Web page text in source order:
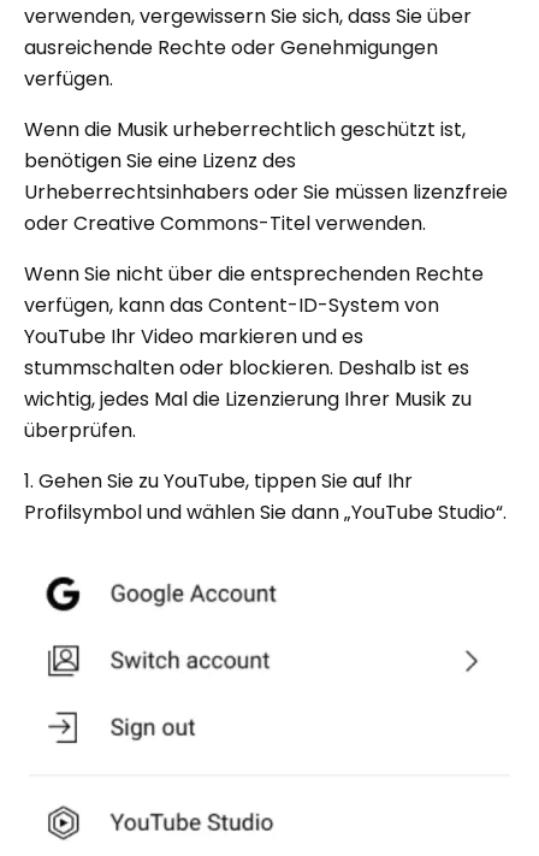
verwenden, vergewissern Sie sich, dass Sie über
ausreichende Rechte oder Genehmigungen
verfügen.
Wenn die Musik urheberrechtlich geschützt ist,
benötigen Sie eine Lizenz des
Urheberrechtsinhabers oder Sie müssen lizenzfreie
oder Creative Commons-Titel verwenden.
Wenn Sie nicht über die entsprechenden Rechte
verfügen, kann das Content-ID-System von
YouTube Ihr Video markieren und es
stummschalten oder blockieren. Deshalb ist es
wichtig, jedes Mal die Lizenzierung Ihrer Musik zu
überprüfen.
1. Gehen Sie zu YouTube, tippen Sie auf Ihr
Profilsymbol und wählen Sie dann „YouTube Studio“.